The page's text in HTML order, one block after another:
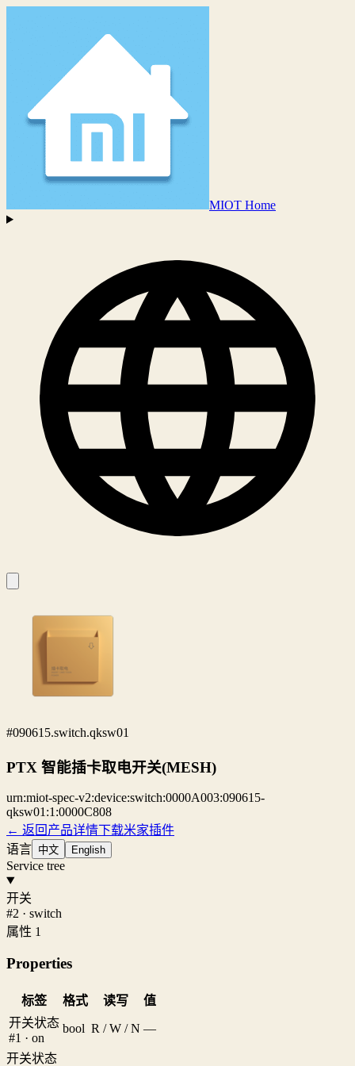
MIOT Home
#090615.switch.qksw01
PTX 智能插卡取电开关(MESH)
urn:miot-spec-v2:device:switch:0000A003:090615-
qksw01:1:0000C808
← 返回产品详情下载米家插件
语言 中文 English
Service tree
开关
#2 · switch
属性 1
Properties
标签 格式 读写
值
开关状态
#1 · on
bool R / W / N —
开关状态